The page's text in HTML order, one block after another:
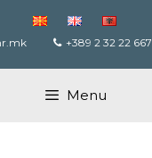
+389 2 32 22 667
Menu